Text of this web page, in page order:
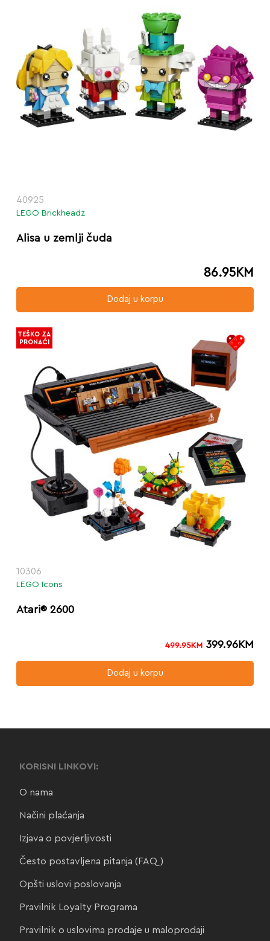
40925
LEGO Brickheadz
Alisa u zemlji čuda
86.95KM
Dodaj u korpu
10306
LEGO Icons
Atari® 2600
499.95KM 399.96KM
Dodaj u korpu
TEŠKO ZA
PRONAĆI
KORISNI LINKOVI:
O nama
Načini plaćanja
Izjava o povjerljivosti
Često postavljena pitanja (FAQ)
Opšti uslovi poslovanja
Pravilnik Loyalty Programa
Pravilnik o uslovima prodaje u maloprodaji